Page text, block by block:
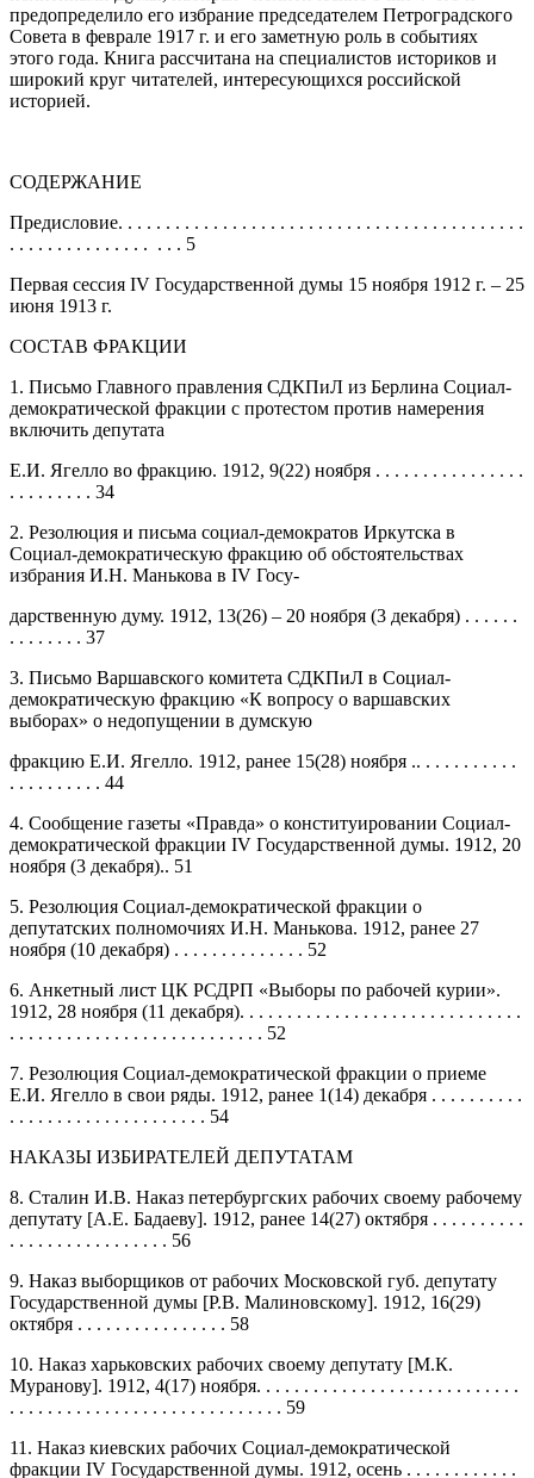
предопределило его избрание председателем Петроградского
Совета в феврале 1917 г. и его заметную роль в событиях
этого года. Книга рассчитана на специалистов историков и
широкий круг читателей, интересующихся российской
историей.
СОДЕРЖАНИЕ
Предисловие. . . . . . . . . . . . . . . . . . . . . . . . . . . . . . . . . . . . . . . . . . .
. . . . . . . . . . . . . . . . . . 5
Первая сессия IV Государственной думы 15 ноября 1912 г. – 25
июня 1913 г.
СОСТАВ ФРАКЦИИ
1. Письмо Главного правления СДКПиЛ из Берлина Социал-
демократической фракции с протестом против намерения
включить депутата
Е.И. Ягелло во фракцию. 1912, 9(22) ноября . . . . . . . . . . . . . . . .
. . . . . . . . . 34
2. Резолюция и письма социал-демократов Иркутска в
Социал-демократическую фракцию об обстоятельствах
избрания И.Н. Манькова в IV Госу-
дарственную думу. 1912, 13(26) – 20 ноября (3 декабря) . . . . . .
. . . . . . . . 37
3. Письмо Варшавского комитета СДКПиЛ в Социал-
демократическую фракцию «К вопросу о варшавских
выборах» о недопущении в думскую
фракцию Е.И. Ягелло. 1912, ранее 15(28) ноября .. . . . . . . . . . .
. . . . . . . . . . 44
4. Сообщение газеты «Правда» о конституировании Социал-
демократической фракции IV Государственной думы. 1912, 20
ноября (3 декабря).. 51
5. Резолюция Социал-демократической фракции о
депутатских полномочиях И.Н. Манькова. 1912, ранее 27
ноября (10 декабря) . . . . . . . . . . . . . . 52
6. Анкетный лист ЦК РСДРП «Выборы по рабочей курии».
1912, 28 ноября (11 декабря). . . . . . . . . . . . . . . . . . . . . . . . . . . . . .
. . . . . . . . . . . . . . . . . . . . . . . . . . . 52
7. Резолюция Социал-демократической фракции о приеме
Е.И. Ягелло в свои ряды. 1912, ранее 1(14) декабря . . . . . . . . . .
. . . . . . . . . . . . . . . . . . . . . 54
НАКАЗЫ ИЗБИРАТЕЛЕЙ ДЕПУТАТАМ
8. Сталин И.В. Наказ петербургских рабочих своему рабочему
депутату [А.Е. Бадаеву]. 1912, ранее 14(27) октября . . . . . . . . . .
. . . . . . . . . . . . . . . . . 56
9. Наказ выборщиков от рабочих Московской губ. депутату
Государственной думы [Р.В. Малиновскому]. 1912, 16(29)
октября . . . . . . . . . . . . . . . . 58
10. Наказ харьковских рабочих своему депутату [М.К.
Муранову]. 1912, 4(17) ноября. . . . . . . . . . . . . . . . . . . . . . . . . . . .
. . . . . . . . . . . . . . . . . . . . . . . . . . . . . 59
11. Наказ киевских рабочих Социал-демократической
фракции IV Государственной думы. 1912, осень . . . . . . . . . . . .